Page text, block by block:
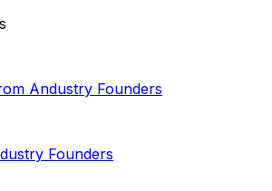
Andustry Founders
Founders